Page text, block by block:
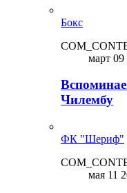
Бокс
март 09
Чилембу
ФК "Шериф"
мая 11